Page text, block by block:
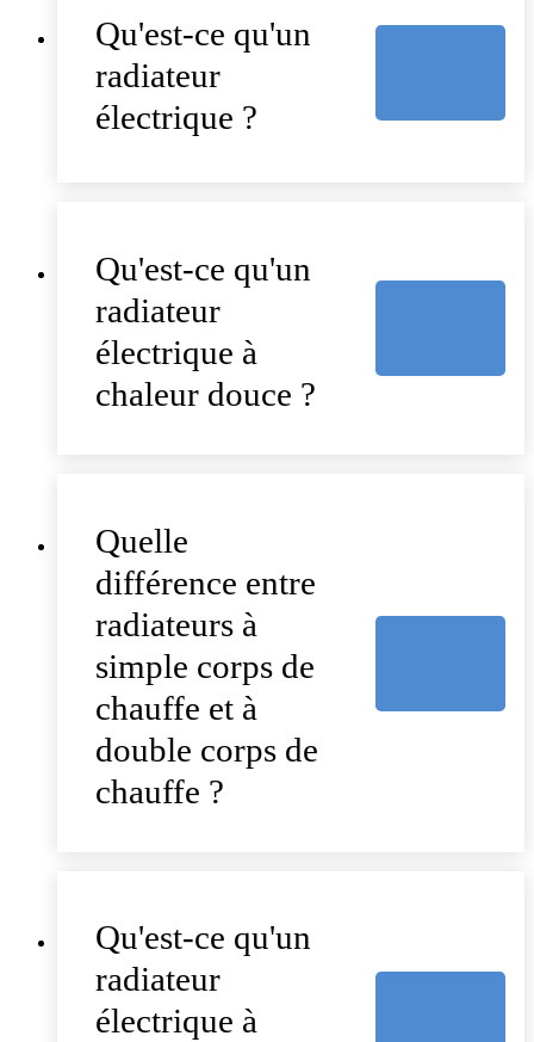
Qu'est-ce qu'un
radiateur
électrique ?
Qu'est-ce qu'un
radiateur
électrique à
chaleur douce ?
Quelle
différence entre
radiateurs à
simple corps de
chauffe et à
double corps de
chauffe ?
Qu'est-ce qu'un
radiateur
électrique à